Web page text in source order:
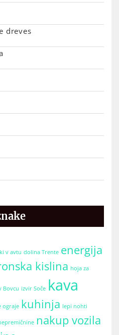
dreves
v avtu dolina Trente energija
kislina hoja za
Bovcu izvir Soče kava
ograje kuhinja lepi nohti
nakup vozila